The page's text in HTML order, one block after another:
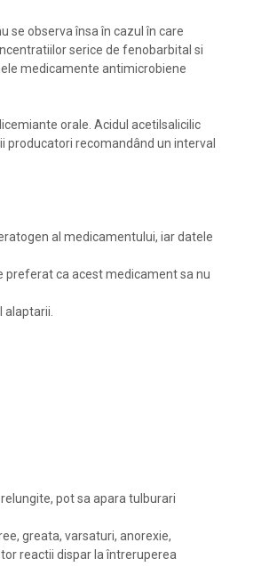
se observa însa în cazul în care
serice de fenobarbital si
medicamente antimicrobiene
orale. Acidul acetilsalicilic
producatori recomandând un interval
al medicamentului, iar datele
preferat ca acest medicament sa nu
pot sa apara tulburari
greata, varsaturi, anorexie,
reactii dispar la întreruperea